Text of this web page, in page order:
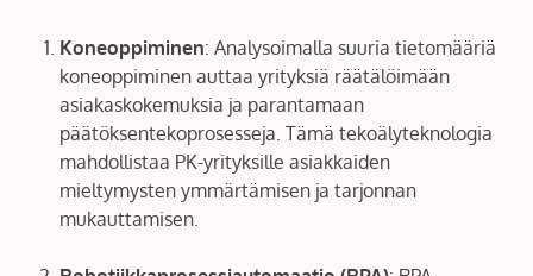
Koneoppiminen: Analysoimalla suuria tietomääriä
koneoppiminen auttaa yrityksiä räätälöimään
asiakaskokemuksia ja parantamaan
päätöksentekoprosesseja. Tämä tekoälyteknologia
mahdollistaa PK-yrityksille asiakkaiden
mieltymysten ymmärtämisen ja tarjonnan
mukauttamisen.